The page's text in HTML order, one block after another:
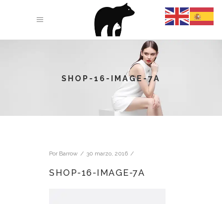
SHOP-16-IMAGE-7A
Por Barrow 30 marzo, 2016
SHOP-16-IMAGE-7A